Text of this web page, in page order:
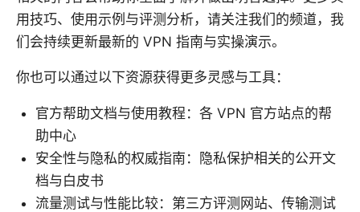
用技巧、使用示例与评测分析，请关注我们的频道，我
们会持续更新最新的 VPN 指南与实操演示。
你也可以通过以下资源获得更多灵感与工具：
官方帮助文档与使用教程：各 VPN 官方站点的帮
助中心
安全性与隐私的权威指南：隐私保护相关的公开文
档与白皮书
流量测试与性能比较：第三方评测网站、传输测试